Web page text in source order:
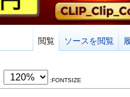
閲覧 ソースを閲覧
:FONTSIZE